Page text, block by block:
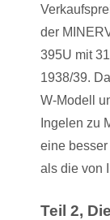
der
395U mit
1938/39.
W-Modell
Ingelen zu
eine
als die von
Teil 2,